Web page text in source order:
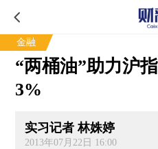
金融
“两桶油”助力沪
3%
实习记者 林姝婷
2013年07月22日 16:00